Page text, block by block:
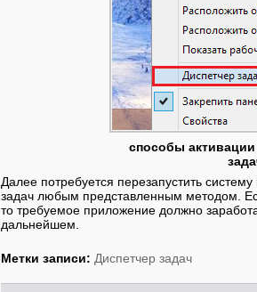
способы
Далее потребуется перезапустить
задач любым представленным методом.
то требуемое приложение должно
дальнейшем.
Метки записи: Диспетчер задач